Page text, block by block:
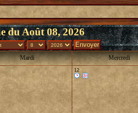
du Août 08, 2026
Mardi Mercredi
12